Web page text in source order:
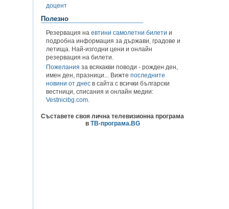
доцент
Полезно
Резервация на евтини самолетни билети и
подробна информация за държави, градове и
летища. Най-изгодни цени и онлайн
резервация на билети.
Пожелания за всякакви поводи - рожден ден,
имен ден, празници... Вижте последните
новини от днес в сайта с всички български
вестници, списания и онлайн медии:
Vestnicibg.com.
Съставете своя лична телевизионна програма
в ТВ-програма.BG